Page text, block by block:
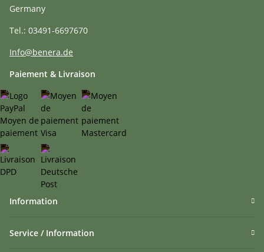
Germany
Tel.: 03491-6697670
Info@benera.de
Paiement & Livraison
Information
Service / Information